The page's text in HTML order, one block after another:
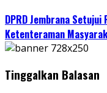
DPRD Jembrana
Ketenteraman
Tinggalkan Balasan